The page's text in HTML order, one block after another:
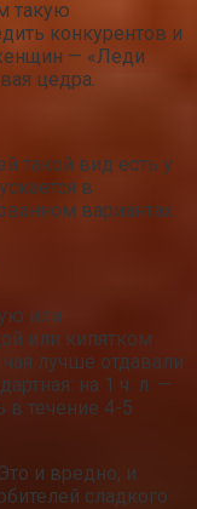
такую
конкурентов и
— «Леди
цедра.
такой вид есть у
в
вариантах.
или
или кипятком
лучше отдавали
на 1 ч. л. —
в течение 4-5
и вредно, и
сладкого